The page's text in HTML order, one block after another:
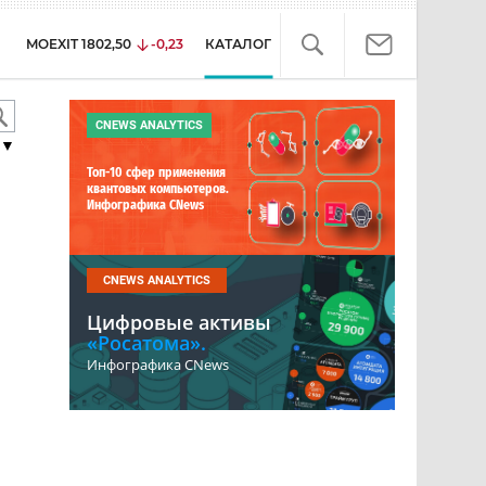
MOEXIT 1802,50 -0,23 КАТАЛОГ
CNEWS ANALYTICS
Топ-10 сфер применения
квантовых компьютеров.
Инфографика CNews
CNEWS ANALYTICS
Цифровые активы
«Росатома».
Инфографика CNews